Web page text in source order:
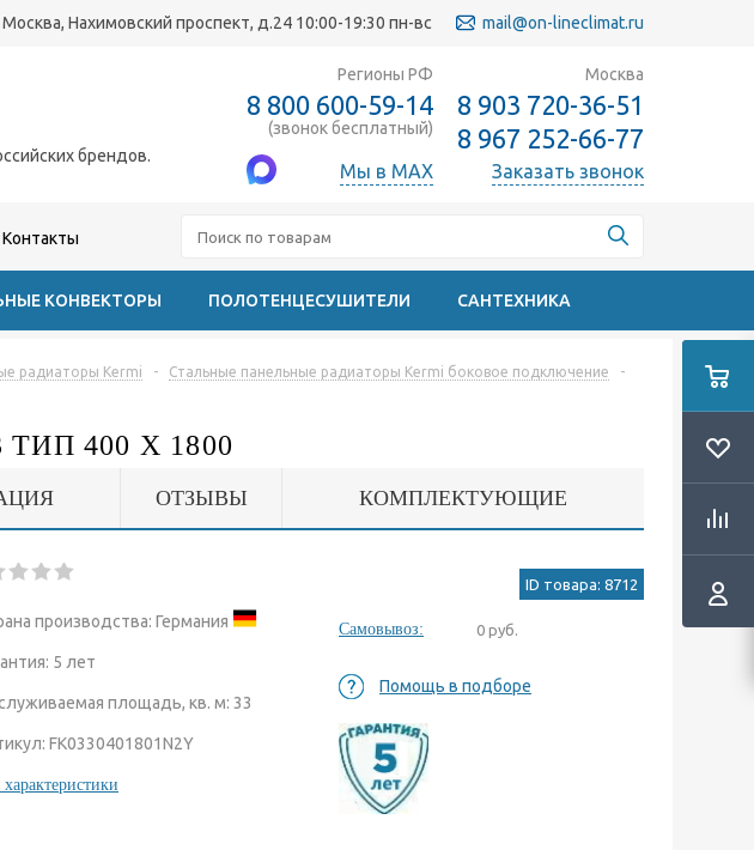
Москва, Нахимовский проспект, д.24 10:00-19:30 пн-вс mail@on-lineclimat.ru
брендов.
Регионы РФ
8 800 600-59-14
(звонок бесплатный)
Мы в MAX
Москва
8 903 720-36-51
8 967 252-66-77
Заказать звонок
Контакты
КОНВЕКТОРЫ ПОЛОТЕНЦЕСУШИТЕЛИ САНТЕХНИКА
радиаторы Kermi - Стальные панельные радиаторы Kermi боковое подключение
-
400 X 1800
ОТЗЫВЫ КОМПЛЕКТУЮЩИЕ
производства: Германия
5 лет
площадь, кв. м: 33
FK0330401801N2Y
характеристики
ID товара: 8712
Самовывоз: 0 руб.
Помощь в подборе